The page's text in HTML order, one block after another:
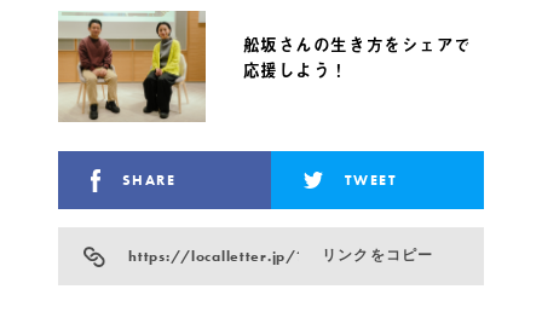
舩坂さんの生き方をシェアで
応援しよう！
SHARE TWEET
https://localletter.jp/?p=25542リンクをコピー